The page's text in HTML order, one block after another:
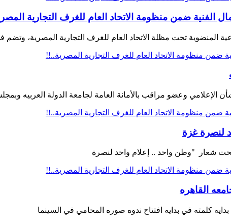
الفنية ضمن منظومة الاتحاد العام للغرف التجارية
المنضوية تحت مظلة الاتحاد العام للغرف التجارية المصرية، وتضم
وعضو مراقب بالأمانة العامة لجامعة الدولة العربيه
لنصرة غزة
القاهره
كلمته في بدايه افتتاح ندوه صوره المحامي في السينما